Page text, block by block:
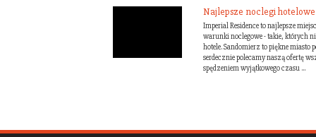
Najlepsze noclegi
Imperial Residence to najlepsze
warunki noclegowe - takie, których
hotele. Sandomierz to piękne miasto
serdecznie polecamy naszą ofertę
spędzeniem wyjątkowego czasu ...